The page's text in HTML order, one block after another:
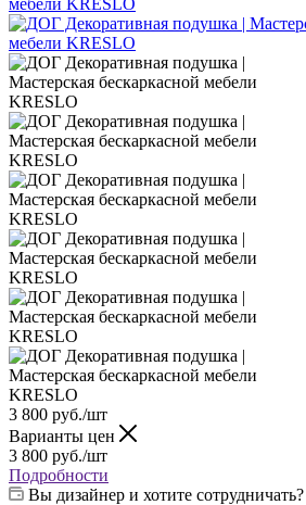
3 800 руб./шт
Варианты цен
3 800 руб./шт
Подробности
Вы дизайнер и хотите сотрудничать?